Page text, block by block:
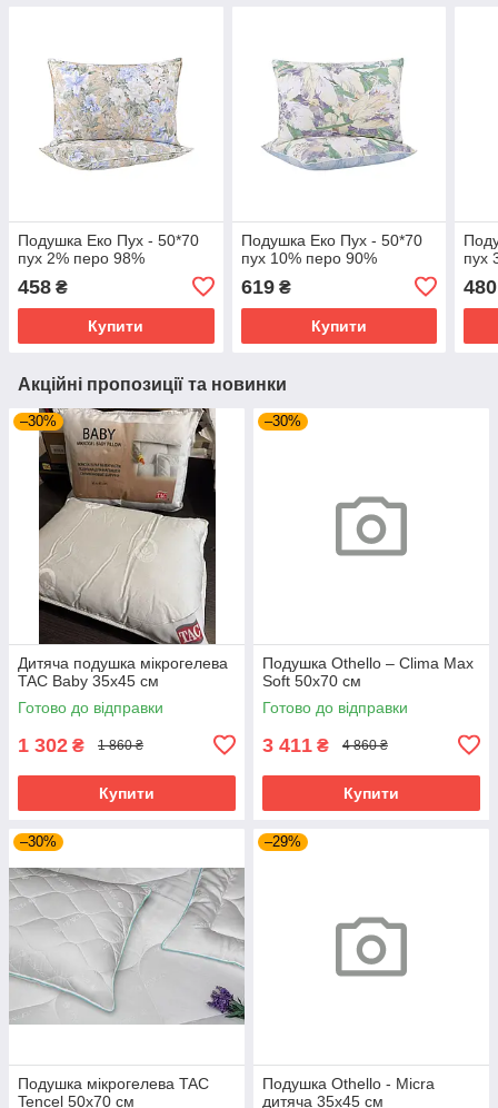
Подушка Еко Пух - 50*70
пух 2% перо 98%
458 ₴
Купити
Подушка Еко Пух - 50*70
пух 10% перо 90%
619₴
Купити
пух
480
Акційні пропозиції та новинки
–30%
Дитяча подушка мікрогелева
TAC Baby 35х45 см
Готово до відправки
1 302 ₴ 1 860 ₴
Купити
–30%
Подушка Othello – Clima Max
Soft 50х70 см
Готово до відправки
3 411 ₴ 4 860 ₴
Купити
–30%
Подушка мікрогелева TAC
Tencel 50х70 см
–29%
Подушка Othello - Micra
дитяча 35х45 см